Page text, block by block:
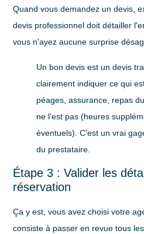
Quand vous demandez un devis,
devis professionnel doit détailler
vous n'ayez aucune surprise
Un bon devis est un devis
clairement indiquer ce qui
péages, assurance, repas
ne l'est pas (heures
éventuels). C'est un vrai
du prestataire.
Étape 3 : Valider les
réservation
Ça y est, vous avez choisi votre
consiste à passer en revue tous